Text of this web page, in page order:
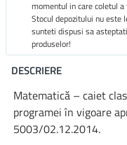
momentul in care coletul
Stocul depozitului nu este
sunteti dispusi sa
produselor!
DESCRIERE
Matematică – caiet
programei în vigoare
5003/02.12.2014.